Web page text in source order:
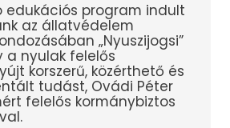
edukációs program indult
az állatvédelem
„Nyuszijogsi”
a nyulak felelős
korszerű, közérthető és
tudást, Ovádi Péter
felelős kormánybiztos